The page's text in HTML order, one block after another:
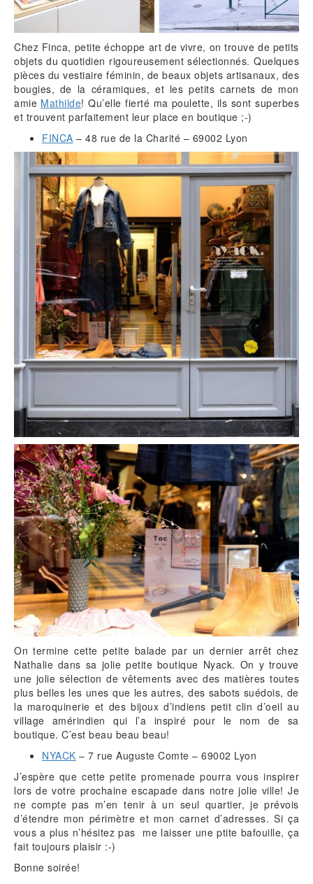
Chez Finca, petite échoppe art de vivre, on trouve de petits
objets du quotidien rigoureusement sélectionnés. Quelques
pièces du vestiaire féminin, de beaux objets artisanaux, des
bougies, de la céramiques, et les petits carnets de mon
amie Mathilde! Qu’elle fierté ma poulette, ils sont superbes
et trouvent parfaitement leur place en boutique ;-)
FINCA – 48 rue de la Charité – 69002 Lyon
On termine cette petite balade par un dernier arrêt chez
Nathalie dans sa jolie petite boutique Nyack. On y trouve
une jolie sélection de vêtements avec des matières toutes
plus belles les unes que les autres, des sabots suédois, de
la maroquinerie et des bijoux d’indiens petit clin d’oeil au
village amérindien qui l’a inspiré pour le nom de sa
boutique. C’est beau beau beau!
NYACK – 7 rue Auguste Comte – 69002 Lyon
J’espère que cette petite promenade pourra vous inspirer
lors de votre prochaine escapade dans notre jolie ville! Je
ne compte pas m’en tenir à un seul quartier, je prévois
d’étendre mon périmètre et mon carnet d’adresses. Si ça
vous a plus n’hésitez pas me laisser une ptite bafouille, ça
fait toujours plaisir :-)
Bonne soirée!